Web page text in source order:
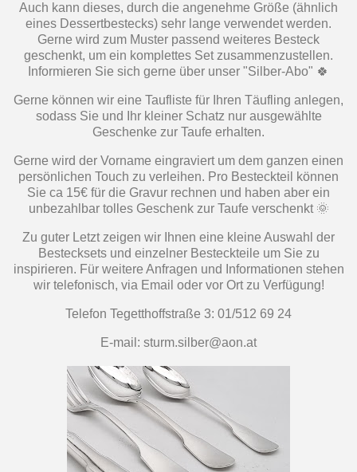
Auch kann dieses, durch die angenehme Größe (ähnlich
eines Dessertbestecks) sehr lange verwendet werden.
Gerne wird zum Muster passend weiteres Besteck
geschenkt, um ein komplettes Set zusammenzustellen.
Informieren Sie sich gerne über unser "Silber-Abo" 🍀
Gerne können wir eine Taufliste für Ihren Täufling anlegen,
sodass Sie und Ihr kleiner Schatz nur ausgewählte
Geschenke zur Taufe erhalten.
Gerne wird der Vorname eingraviert um dem ganzen einen
persönlichen Touch zu verleihen. Pro Besteckteil können
Sie ca 15€ für die Gravur rechnen und haben aber ein
unbezahlbar tolles Geschenk zur Taufe verschenkt 🌞
Zu guter Letzt zeigen wir Ihnen eine kleine Auswahl der
Bestecksets und einzelner Besteckteile um Sie zu
inspirieren. Für weitere Anfragen und Informationen stehen
wir telefonisch, via Email oder vor Ort zu Verfügung!
Telefon Tegetthoffstraße 3: 01/512 69 24
E-mail: sturm.silber@aon.at